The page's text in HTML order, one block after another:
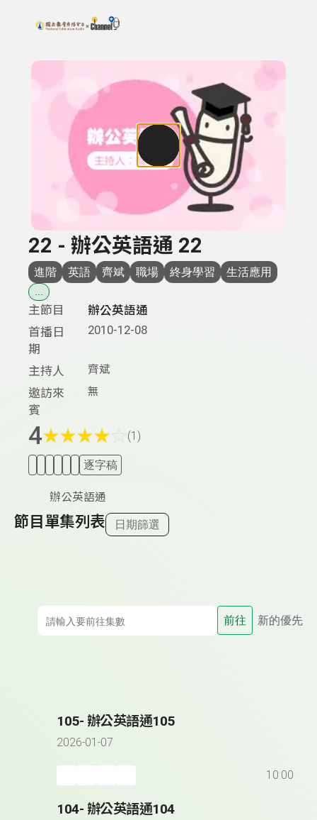
上方功能區塊
搜尋關鍵字：可輸入節目名稱、主持人或關鍵字
22 - 辦公英語通 22
進階 英語 齊斌 職場 終身學習 生活應用
...
主節目
辦公英語通
首播日
期
2010-12-08
主持人 齊斌
邀訪來
賓
無
4★★★★ (1)
逐字稿
辦公英語通
節目單集列表 日期篩選
前往 新的優先
105- 辦公英語通105
2026-01-07
10:00
104- 辦公英語通104